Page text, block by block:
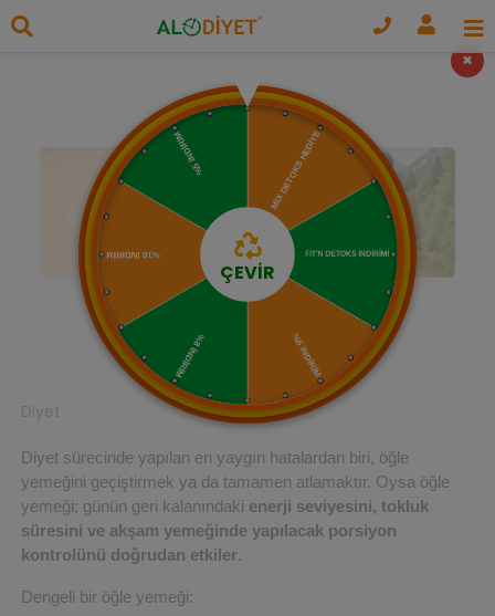
Diyet sürecinde yapılan en yaygın hatalardan biri, öğle
yemeğini geçiştirmek ya da tamamen atlamaktır. Oysa öğle
yemeği; günün geri kalanındaki enerji seviyesini, tokluk
süresini ve akşam yemeğinde yapılacak porsiyon
kontrolünü doğrudan etkiler.
Dengeli bir öğle yemeği:
ÇEVİR
×